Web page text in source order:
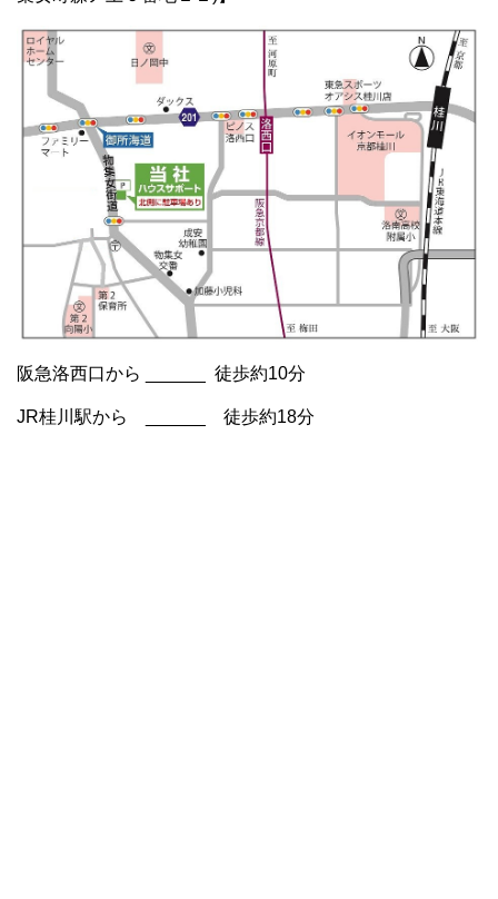
阪急洛西口から ______ 徒歩約10分
JR桂川駅から ______ 徒歩約18分